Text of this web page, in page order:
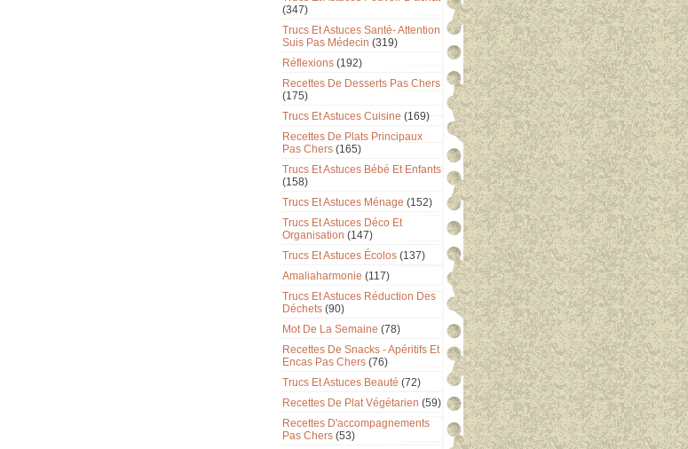
(347)
Trucs Et Astuces Santé- Attention
Suis Pas Médecin (319)
Réflexions (192)
Recettes De Desserts Pas Chers
(175)
Trucs Et Astuces Cuisine (169)
Recettes De Plats Principaux
Pas Chers (165)
Trucs Et Astuces Bébé Et Enfants
(158)
Trucs Et Astuces Ménage (152)
Trucs Et Astuces Déco Et
Organisation (147)
Trucs Et Astuces Écolos (137)
Amaliaharmonie (117)
Trucs Et Astuces Réduction Des
Déchets (90)
Mot De La Semaine (78)
Recettes De Snacks - Apéritifs Et
Encas Pas Chers (76)
Trucs Et Astuces Beauté (72)
Recettes De Plat Végétarien (59)
Recettes D'accompagnements
Pas Chers (53)